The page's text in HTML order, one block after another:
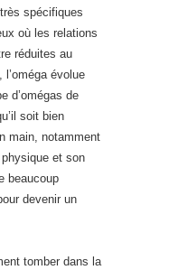
spécifiques
où les relations
réduites au
évolue
d’omégas de
soit bien
main, notamment
et son
beaucoup
devenir un
tomber dans la